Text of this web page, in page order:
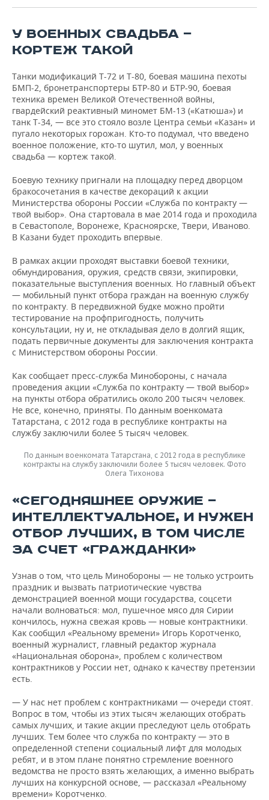
ВОЛЕЙБОЛ
КИБЕРСПОРТ
ФИГУРНОЕ КАТАНИЕ
ВОДНЫЕ ВИДЫ СПОРТА
ХОККЕЙ С МЯЧОМ
ИСТОРИЯ
КУЛЬТУРА
МЕДИЦИНА
ОБРАЗОВАНИЕ
ПРОИСШЕСТВИЯ
СПИСОК ПЕРСОН
СПИСОК КОМПАНИЙ
ПОЛНАЯ ВЕРСИЯ
У ВОЕННЫХ СВАДЬБА —
КОРТЕЖ ТАКОЙ
Танки модификаций Т-72 и Т-80, боевая машина пехоты
БМП-2, бронетранспортеры БТР-80 и БТР-90, боевая
техника времен Великой Отечественной войны,
гвардейский реактивный миномет БМ-13 («Катюша») и
танк Т-34, — все это стояло возле Центра семьи «Казан» и
пугало некоторых горожан. Кто-то подумал, что введено
военное положение, кто-то шутил, мол, у военных
свадьба — кортеж такой.
Боевую технику пригнали на площадку перед дворцом
бракосочетания в качестве декораций к акции
Министерства обороны России «Служба по контракту —
твой выбор». Она стартовала в мае 2014 года и проходила
в Севастополе, Воронеже, Красноярске, Твери, Иваново.
В Казани будет проходить впервые.
В рамках акции проходят выставки боевой техники,
обмундирования, оружия, средств связи, экипировки,
показательные выступления военных. Но главный объект
— мобильный пункт отбора граждан на военную службу
по контракту. В передвижной будке можно пройти
тестирование на профпригодность, получить
консультации, ну и, не откладывая дело в долгий ящик,
подать первичные документы для заключения контракта
с Министерством обороны России.
Как сообщает пресс-служба Минобороны, с начала
проведения акции «Служба по контракту — твой выбор»
на пункты отбора обратились около 200 тысяч человек.
Не все, конечно, приняты. По данным военкомата
Татарстана, с 2012 года в республике контракты на
службу заключили более 5 тысяч человек.
По данным военкомата Татарстана, с 2012 года в республике
контракты на службу заключили более 5 тысяч человек. Фото
Олега Тихонова
«СЕГОДНЯШНЕЕ ОРУЖИЕ —
ИНТЕЛЛЕКТУАЛЬНОЕ, И НУЖЕН
ОТБОР ЛУЧШИХ, В ТОМ ЧИСЛЕ
ЗА СЧЕТ «ГРАЖДАНКИ»
Узнав о том, что цель Минобороны — не только устроить
праздник и вызвать патриотические чувства
демонстрацией военной мощи государства, соцсети
начали волноваться: мол, пушечное мясо для Сирии
кончилось, нужна свежая кровь — новые контрактники.
Как сообщил «Реальному времени» Игорь Коротченко,
военный журналист, главный редактор журнала
«Национальная оборона», проблем с количеством
контрактников у России нет, однако к качеству претензии
есть.
— У нас нет проблем с контрактниками — очереди стоят.
Вопрос в том, чтобы из этих тысяч желающих отобрать
самых лучших, и такие акции преследуют цель отобрать
лучших. Тем более что служба по контракту — это в
определенной степени социальный лифт для молодых
ребят, и в этом плане понятно стремление военного
ведомства не просто взять желающих, а именно выбрать
лучших на конкурсной основе, — рассказал «Реальному
времени» Коротченко.